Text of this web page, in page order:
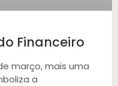
Financeiro
março, mais uma
a